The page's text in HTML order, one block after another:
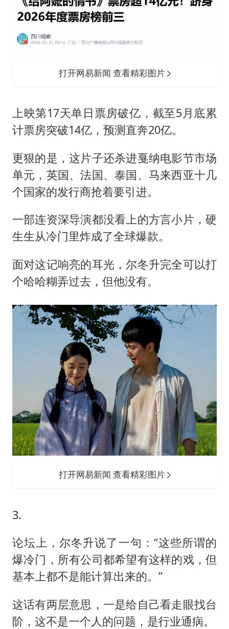
打开网易新闻 查看精彩图片
上映第17天单日票房破亿，截至5月底累
计票房突破14亿，预测直奔20亿。
更狠的是，这片子还杀进戛纳电影节市场
单元，英国、法国、泰国、马来西亚十几
个国家的发行商抢着要引进。
一部连资深导演都没看上的方言小片，硬
生生从冷门里炸成了全球爆款。
面对这记响亮的耳光，尔冬升完全可以打
个哈哈糊弄过去，但他没有。
打开网易新闻 查看精彩图片
3.
论坛上，尔冬升说了一句：“这些所谓的
爆冷门，所有公司都希望有这样的戏，但
基本上都不是能计算出来的。”
这话有两层意思，一是给自己看走眼找台
阶，这不是一个人的问题，是行业通病。